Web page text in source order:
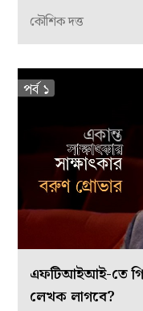
কৌশিক দত্ত
এফটিআইআই-তে
লেখক লাগবে?